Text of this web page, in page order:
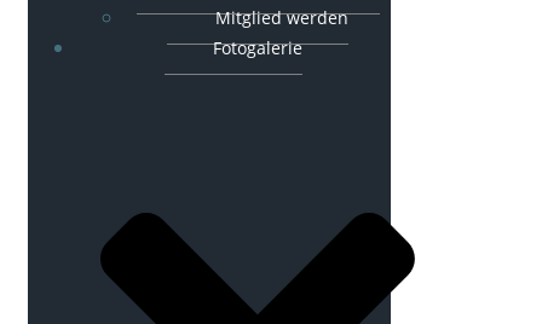
Mitglied werden
Fotogalerie